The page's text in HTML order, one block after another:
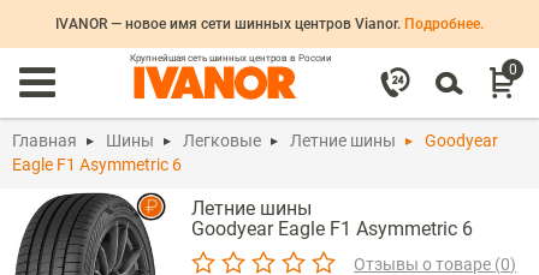
IVANOR — новое имя сети шинных центров Vianor. Подробнее.
0
Крупнейшая сеть шинных центров в России
Главная Шины Легковые Летние шины
Goodyear
Eagle F1 Asymmetric 6
Летние шины
Goodyear Eagle F1 Asymmetric 6
Отзывы о товаре (0)